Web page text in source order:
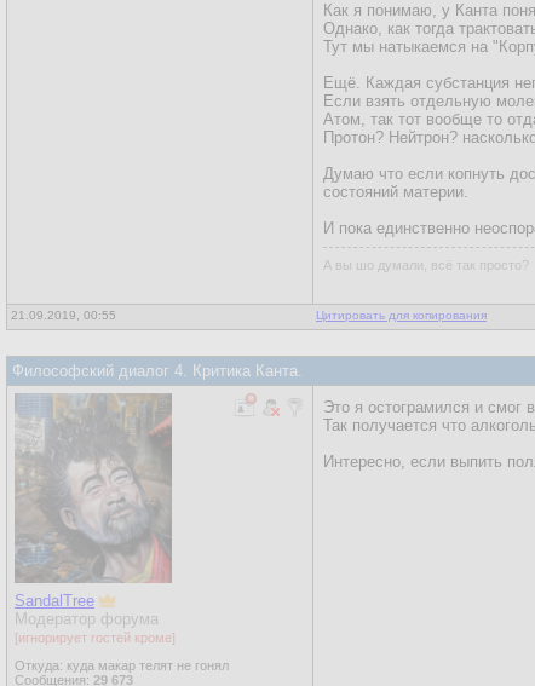
Как я понимаю, у Канта
Однако, как тогда
Тут мы натыкаемся на
Ещё. Каждая субстанция
Если взять отдельную
Атом, так тот вообще то
Протон? Нейтрон?
Думаю что если копнуть
состояний материи.
И пока единственно
А вы шо думали, всё так просто?
21.09.2019, 00:55 Цитировать для копирования
Философский диалог 4. Критика Канта.
SandalTree
Модератор форума
[игнорирует гостей кроме]
Откуда: куда макар телят не гонял
Сообщения: 29 673
Это я остограмился и смог
Так получается что
Интересно, если выпить